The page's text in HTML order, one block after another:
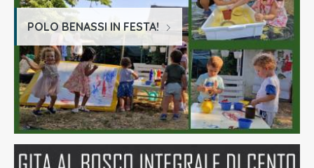
POLO BENASSI IN FESTA!